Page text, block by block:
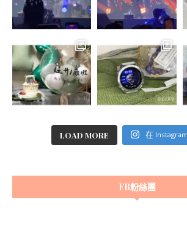
LOAD MORE 在
FB粉絲團